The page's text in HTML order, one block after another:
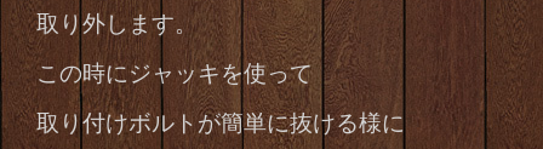
取り外します。
この時にジャッキを使って
取り付けボルトが簡単に抜ける様に